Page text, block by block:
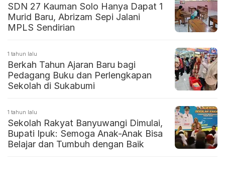
SDN 27 Kauman Solo Hanya Dapat 1
Murid Baru, Abrizam Sepi Jalani
MPLS Sendirian
1 tahun lalu
Berkah Tahun Ajaran Baru bagi
Pedagang Buku dan Perlengkapan
Sekolah di Sukabumi
1 tahun lalu
Sekolah Rakyat Banyuwangi Dimulai,
Bupati Ipuk: Semoga Anak-Anak Bisa
Belajar dan Tumbuh dengan Baik